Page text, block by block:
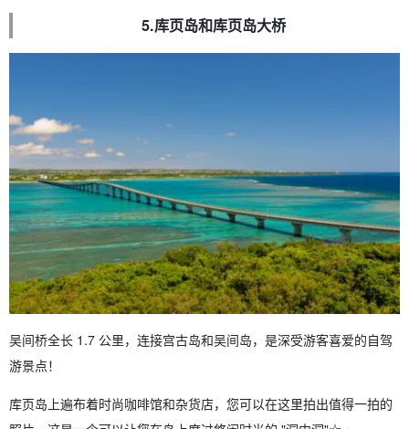
5.库页岛和库页岛大桥
吴间桥全长 1.7 公里，连接宫古岛和吴间岛，是深受游客喜爱的自驾
游景点！
库页岛上遍布着时尚咖啡馆和杂货店，您可以在这里拍出值得一拍的